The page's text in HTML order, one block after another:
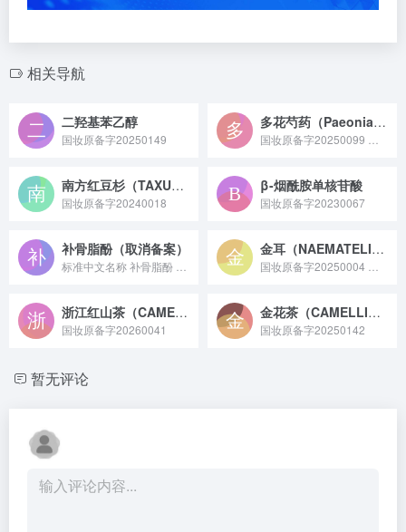
相关导航
二羟基苯乙醇
国妆原备字20250149
多花芍药（Paeonia emodi）籽油
南方红豆杉（TAXUS WALLICHIANA MAIREI）籽油
国妆原备字20240018
β-烟酰胺单核苷酸
国妆原备字20230067
补骨脂酚（取消备案） 金耳（NAEMATELIA AURANTIALBA）子实体提取物
浙江红山茶（CAMELLIA CHEKIANGOLEOSA）叶提取物
国妆原备字20260041
金花茶（CAMELLIA PETELOTII）花提取物
国妆原备字20250142
暂无评论